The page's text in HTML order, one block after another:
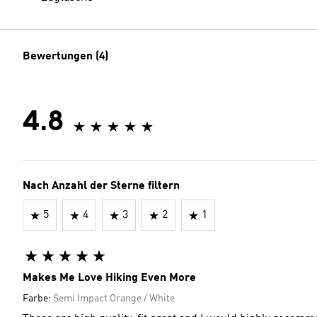
Bewertungen (4)
4.8
Nach Anzahl der Sterne filtern
5 4 3 2 1
Makes Me Love Hiking Even More
Farbe: Semi Impact Orange / White